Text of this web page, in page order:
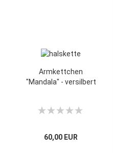
Armkettchen
"Mandala" - versilbert
60,00 EUR